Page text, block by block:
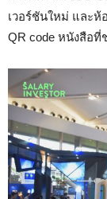
เวอร์ชันใหม่ และ
QR code หนังสือที่